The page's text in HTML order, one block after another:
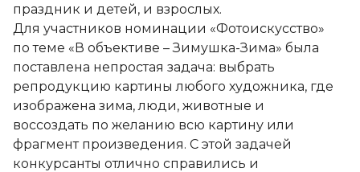
праздник и детей, и взрослых.
Для участников номинации «Фотоискусство»
по теме «В объективе – Зимушка-Зима» была
поставлена непростая задача: выбрать
репродукцию картины любого художника, где
изображена зима, люди, животные и
воссоздать по желанию всю картину или
фрагмент произведения. С этой задачей
конкурсанты отлично справились и